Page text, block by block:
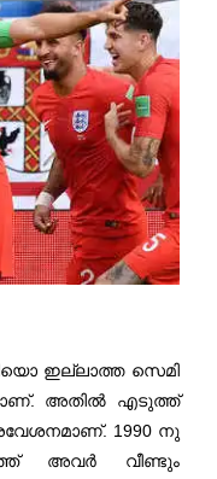
ഇല്ലാത്ത സെമി
അതില്‍ എടുത്ത്
1990 നു
അവര്‍ വീണ്ടും